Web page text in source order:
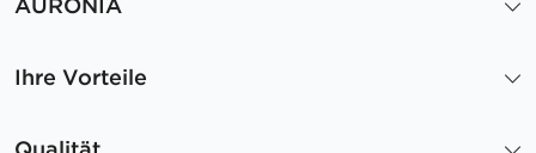
AURONIA
Ihre Vorteile